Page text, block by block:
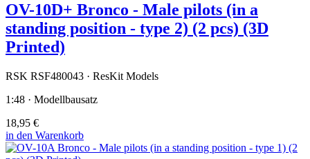
OV-10D+ Bronco - Male pilots (in a
standing position - type 2) (2 pcs) (3D
Printed)
RSK RSF480043 · ResKit Models
1:48 · Modellbausatz
18,95 €
in den Warenkorb